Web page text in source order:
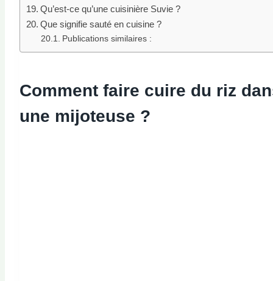
Qu’est-ce qu’une cuisinière Suvie ?
Que signifie sauté en cuisine ?
Publications similaires :
Comment faire cuire du riz
une mijoteuse ?